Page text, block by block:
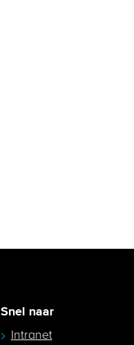
Snel naar
Intranet